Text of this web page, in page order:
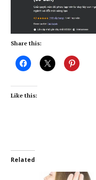
Share this:
Like this:
Related